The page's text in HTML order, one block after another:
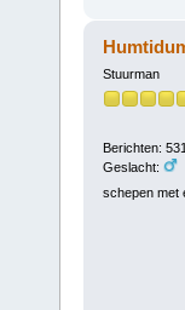
Stuurman
Berichten: 531
Geslacht:
schepen met